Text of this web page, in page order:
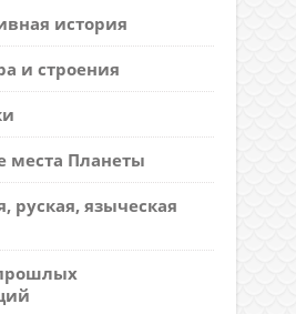
история
и строения
места Планеты
руская, языческая